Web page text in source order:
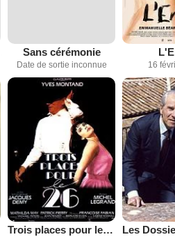
Sans cérémonie
Date de sortie inconnue 16
Trois places pour le 26